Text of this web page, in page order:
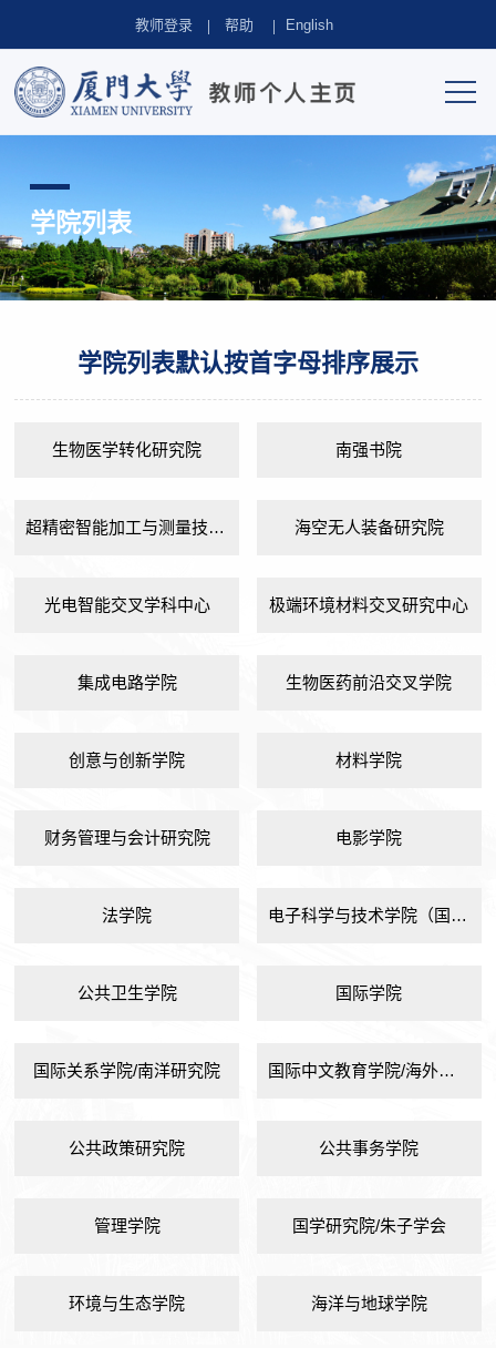
教师登录 帮助 English
学院列表
学院列表默认按首字母排序展示
生物医学转化研究院 南强书院
超精密智能加工与测量技术研究院 海空无人装备研究院
光电智能交叉学科中心 极端环境材料交叉研究中心
集成电路学院 生物医药前沿交叉学院
创意与创新学院 材料学院
财务管理与会计研究院 电影学院
法学院 电子科学与技术学院（国家示范性微电子学院）
公共卫生学院 国际学院
国际关系学院/南洋研究院 国际中文教育学院/海外教育学院
公共政策研究院 公共事务学院
管理学院 国学研究院/朱子学会
环境与生态学院 海洋与地球学院